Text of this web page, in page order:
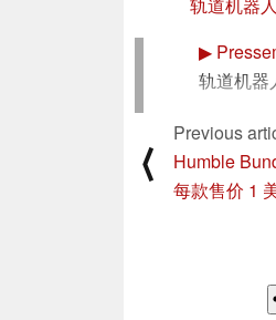
轨道机器人
▶
轨道机器
⟨
Previous
Humble
每款售价 1